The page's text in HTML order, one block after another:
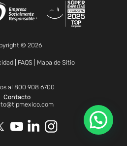
© 2026
FAQS Mapa de Sitio
al 800 908 6700
Contacto